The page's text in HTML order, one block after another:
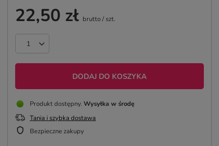
22,50 zł brutto/ szt.
DODAJ DO KOSZYKA
Produkt dostępny Wysyłka w środę
Tania i szybka dostawa
Bezpieczne zakupy